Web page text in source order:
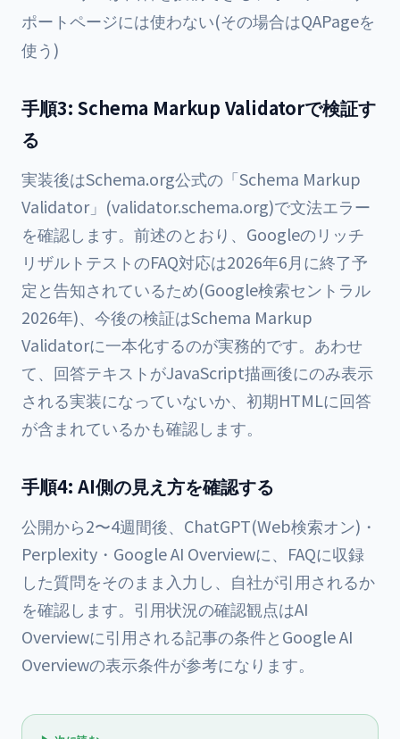
ポートページには使わない(その場合はQAPageを
使う)
手順3: Schema Markup Validatorで検証す
る
実装後はSchema.org公式の「Schema Markup
Validator」(validator.schema.org)で文法エラー
を確認します。前述のとおり、Googleのリッチ
リザルトテストのFAQ対応は2026年6月に終了予
定と告知されているため(Google検索セントラル
2026年)、今後の検証はSchema Markup
Validatorに一本化するのが実務的です。あわせ
て、回答テキストがJavaScript描画後にのみ表示
される実装になっていないか、初期HTMLに回答
が含まれているかも確認します。
手順4: AI側の見え方を確認する
公開から2〜4週間後、ChatGPT(Web検索オン)・
Perplexity・Google AI Overviewに、FAQに収録
した質問をそのまま入力し、自社が引用されるか
を確認します。引用状況の確認観点はAI
Overviewに引用される記事の条件とGoogle AI
Overviewの表示条件が参考になります。